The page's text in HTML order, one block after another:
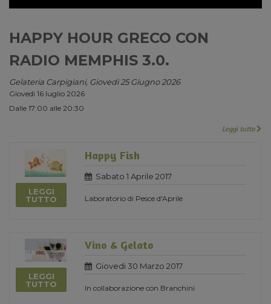
HAPPY HOUR GRECO CON
RADIO MEMPHIS 3.0.
Gelateria Carpigiani, Giovedi 25 Giugno 2026
Giovedì 16 luglio 2026
Dalle 17:00 alle 20:30
Leggi tutto
LEGGI
TUTTO
Happy Fish
Sabato 1 Aprile 2017
Laboratorio di Pesce d'Aprile
LEGGI
TUTTO
Vino & Gelato
Giovedi 30 Marzo 2017
In collaborazione con Branchini